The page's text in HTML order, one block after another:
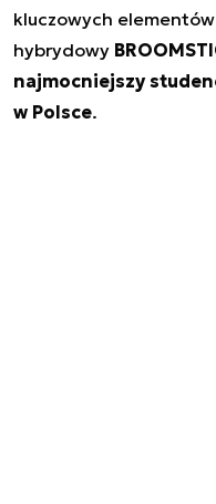
kluczowych
hybrydowy
najmocniejszy
w Polsce.